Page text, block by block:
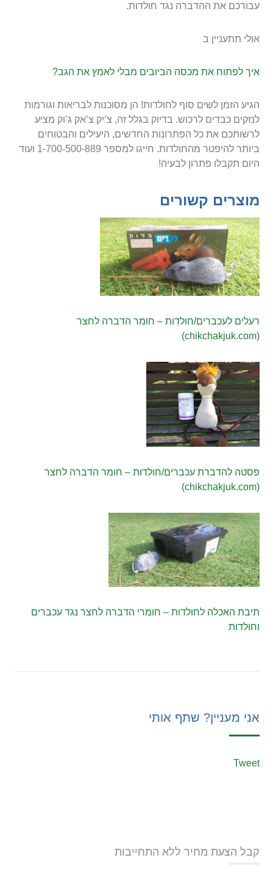
עבורכם את ההדברה נגד חולדות.
אולי תתעניין ב
איך לפתוח את מכסה הביובים מבלי לאמץ את הגב?
הגיע הזמן לשים סוף לחולדות! הן מסוכנות לבריאות וגורמות
לנזקים כבדים לרכוש. בדיוק בגלל זה, צ’יק צ’אק ג’וק מציע
לרשותכם את כל הפתרונות החדשים, היעילים והבטוחים
ביותר להיפטר מהחולדות. חייגו למספר 1-700-500-889 ועוד
היום תקבלו פתרון לבעיה!
מוצרים קשורים
רעלים לעכברים/חולדות – חומר הדברה לחצר
(chikchakjuk.com)
פסטה להדברת עכברים/חולדות – חומר הדברה לחצר
(chikchakjuk.com)
תיבת האכלה לחולדות – חומרי הדברה לחצר נגד עכברים
וחולדות
אני מעניין? שתף אותי
Tweet
קבל הצעת מחיר ללא התחייבות